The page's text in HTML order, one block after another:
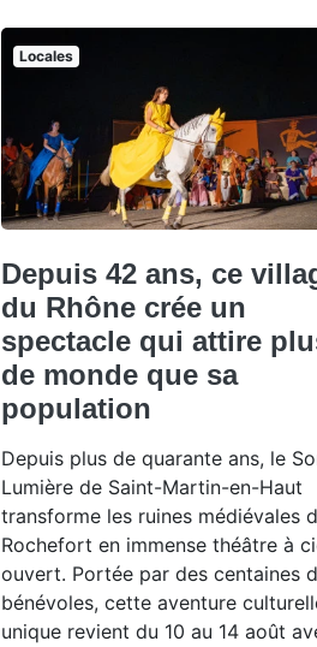
Locales
Depuis 42 ans, ce
du Rhône crée un
spectacle qui attire
de monde que sa
population
Depuis plus de quarante ans, le
Lumière de Saint-Martin-en-Haut
transforme les ruines médiévales
Rochefort en immense théâtre à
ouvert. Portée par des centaines
bénévoles, cette aventure
unique revient du 10 au 14 août